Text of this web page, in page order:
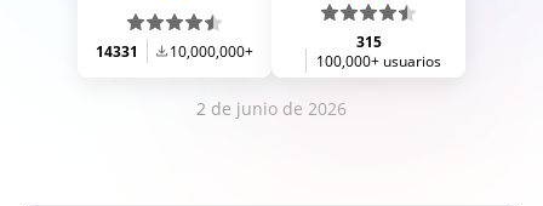
14331 10,000,000+
315
100,000+ usuarios
2 de junio de 2026